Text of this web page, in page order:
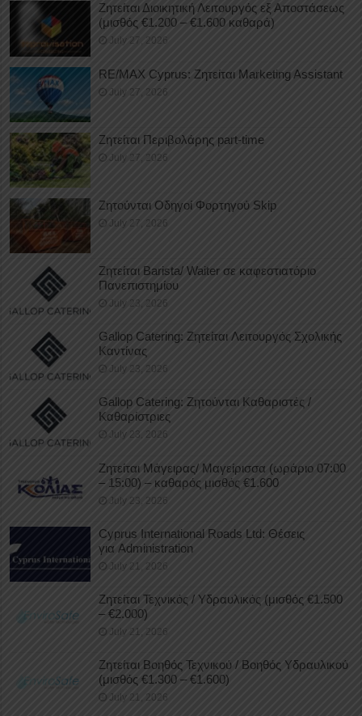
Ζητείται Διοικητική Λειτουργός εξ Αποστάσεως
(μισθός €1.200 – €1.600 καθαρά)
July 27, 2026
RE/MAX Cyprus: Ζητείται Marketing Assistant
July 27, 2026
Ζητείται Περιβολάρης part-time
July 27, 2026
Ζητούνται Οδηγοί Φορτηγού Skip
July 27, 2026
Ζητείται Barista/ Waiter σε καφεστιατόριο
Πανεπιστημίου
July 23, 2026
Gallop Catering: Ζητείται Λειτουργός Σχολικής
Καντίνας
July 23, 2026
Gallop Catering: Ζητούνται Καθαριστές /
Καθαρίστριες
July 23, 2026
Ζητείται Μάγειρας/ Μαγείρισσα (ωράριο 07:00
– 15:00) – καθαρός μισθός €1.600
July 23, 2026
Cyprus International Roads Ltd: Θέσεις
για Administration
July 21, 2026
Ζητείται Τεχνικός / Υδραυλικός (μισθός €1.500
– €2.000)
July 21, 2026
Ζητείται Βοηθός Τεχνικού / Βοηθός Υδραυλικού
(μισθός €1.300 – €1.600)
July 21, 2026